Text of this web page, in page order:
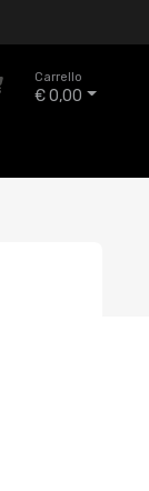
Carrello
€ 0,00